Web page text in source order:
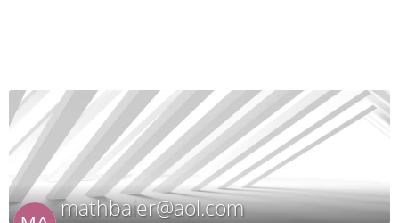
mathbaier@aol.com